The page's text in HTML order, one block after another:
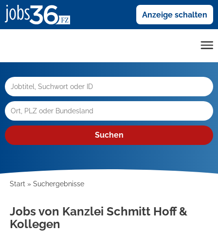
Anzeige schalten
Suchen
Start Suchergebnisse
Jobs von Kanzlei Schmitt Hoff &
Kollegen